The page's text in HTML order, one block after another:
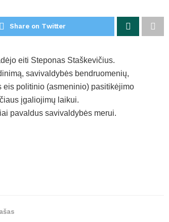
Share on Twitter
eiti Steponas Staškevičius.
savivaldybės bendruomenių,
politinio (asmeninio) pasitikėjimo
įgaliojimų laikui.
pavaldus savivaldybės merui.